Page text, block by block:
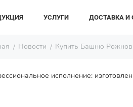
УСЛУГИ ДОСТАВКА И
Новости Купить Башню
исполнение: